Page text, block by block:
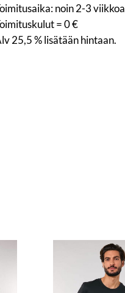
noin 2-3 viikkoa
= 0 €
25,5 % lisätään hintaan.